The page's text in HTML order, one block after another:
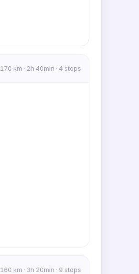
170 km · 2h 40min · 4 stops
160 km · 3h 20min · 9 stops